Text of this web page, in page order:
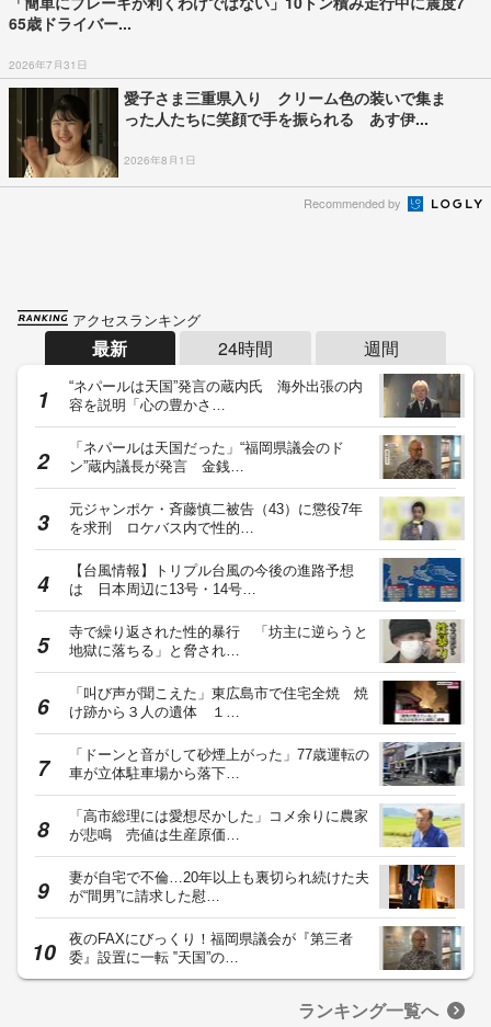
65歳ドライバー...
2026年7月31日
愛子さま三重県入り クリーム色の装いで集ま
った人たちに笑顔で手を振られる あす伊...
2026年8月1日
Recommended by
アクセスランキング
最新 24時間 週間
“ネパールは天国”発言の蔵内氏 海外出張の内
容を説明「心の豊かさ…
「ネパールは天国だった」“福岡県議会のド
ン”蔵内議長が発言 金銭…
元ジャンポケ・斉藤慎二被告（43）に懲役7年
を求刑 ロケバス内で性的…
【台風情報】トリプル台風の今後の進路予想
は 日本周辺に13号・14号…
寺で繰り返された性的暴行 「坊主に逆らうと
地獄に落ちる」と脅され…
「叫び声が聞こえた」東広島市で住宅全焼 焼
け跡から３人の遺体 １…
「ドーンと音がして砂煙上がった」77歳運転の
車が立体駐車場から落下…
「高市総理には愛想尽かした」コメ余りに農家
が悲鳴 売値は生産原価…
妻が自宅で不倫…20年以上も裏切られ続けた夫
が“間男”に請求した慰…
夜のFAXにびっくり！福岡県議会が『第三者
委』設置に一転 ‟天国”の…
ランキング一覧へ